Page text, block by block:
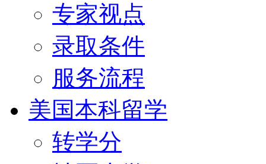
专家视点
录取条件
服务流程
美国本科留学
转学分